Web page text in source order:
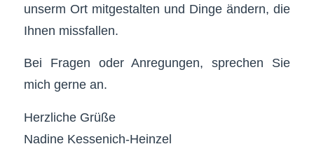
unserm Ort mitgestalten und Dinge ändern, die
Ihnen missfallen.
Bei Fragen oder Anregungen, sprechen Sie
mich gerne an.
Herzliche Grüße
Nadine Kessenich-Heinzel